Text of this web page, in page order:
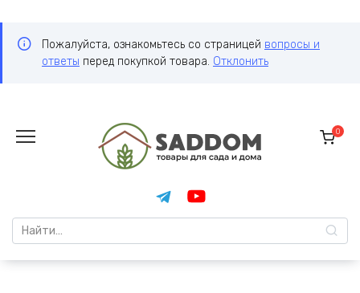
Пожалуйста, ознакомьтесь со страницей вопросы и
ответы перед покупкой товара. Отклонить
содержанию
Search
for:
0